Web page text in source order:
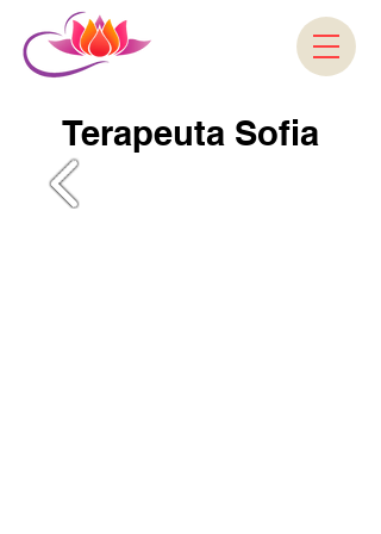
Terapeuta Sofia